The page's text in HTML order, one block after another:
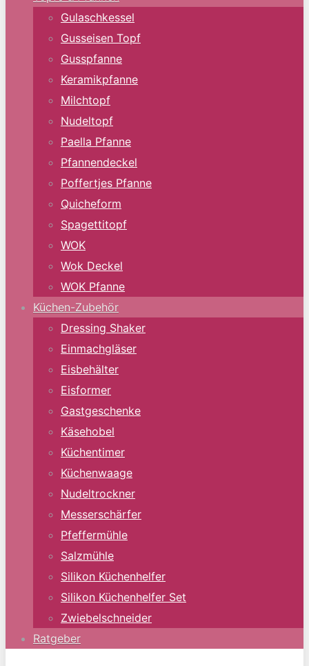
Gulaschkessel
Gusseisen Topf
Gusspfanne
Keramikpfanne
Milchtopf
Nudeltopf
Paella Pfanne
Pfannendeckel
Poffertjes Pfanne
Quicheform
Spagettitopf
WOK
Wok Deckel
WOK Pfanne
Küchen-Zubehör
Dressing Shaker
Einmachgläser
Eisbehälter
Eisformer
Gastgeschenke
Käsehobel
Küchentimer
Küchenwaage
Nudeltrockner
Messerschärfer
Pfeffermühle
Salzmühle
Silikon Küchenhelfer
Silikon Küchenhelfer Set
Zwiebelschneider
Ratgeber